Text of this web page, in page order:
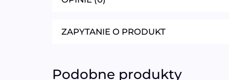
ZAPYTANIE O PRODUKT
Podobne produkty